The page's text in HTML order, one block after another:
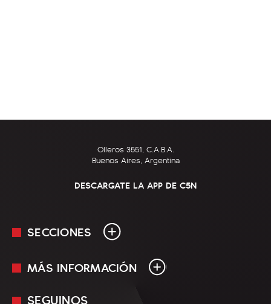
Olleros 3551, C.A.B.A.
Buenos Aires, Argentina
DESCARGATE LA APP DE C5N
SECCIONES
En Vivo
MÁS INFORMACIÓN
SEGUINOS